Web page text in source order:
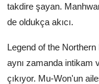
takdire şayan.
de oldukça akıcı.
Legend of the
aynı zamanda intikam
çıkıyor. Mu-Won'un